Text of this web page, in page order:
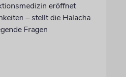
eröffnet
– stellt die Halacha
Fragen